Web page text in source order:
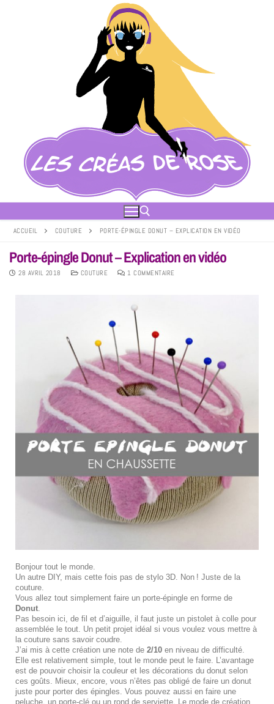
ACCUEIL COUTURE PORTE-ÉPINGLE DONUT – EXPLICATION EN VIDÉO
Porte-épingle Donut – Explication en vidéo
28 AVRIL 2018 COUTURE 1 COMMENTAIRE
Bonjour tout le monde.
Un autre DIY, mais cette fois pas de stylo 3D. Non ! Juste de la
couture.
Vous allez tout simplement faire un porte-épingle en forme de
Donut
Pas besoin ici, de fil et d’aiguille, il faut juste un pistolet à colle pour
assemblée le tout. Un petit projet idéal si vous voulez vous mettre à
la couture sans savoir coudre.
J’ai mis à cette création une note de 2/10 en niveau de difficulté.
Elle est relativement simple, tout le monde peut le faire. L’avantage
est de pouvoir choisir la couleur et les décorations du donut selon
ces goûts. Mieux, encore, vous n’êtes pas obligé de faire un donut
juste pour porter des épingles. Vous pouvez aussi en faire une
peluche, un porte-clé ou un rond de serviette. Le mode de création